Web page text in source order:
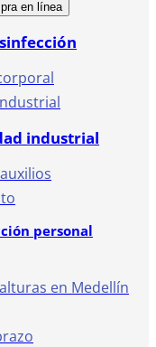
en línea
industrial
personal
en Medellín